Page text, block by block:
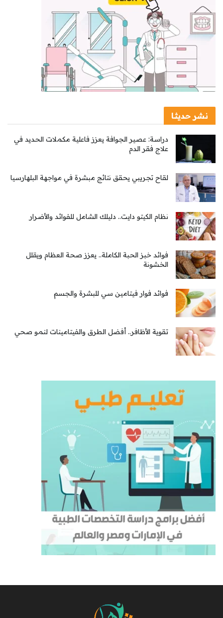
نشر حديثا
دراسة: عصير الجوافة يعزز فاعلية مكملات الحديد في
علاج فقر الدم
لقاح تجريبي يحقق نتائج مبشرة في مواجهة البلهارسيا
نظام الكيتو دايت.. دليلك الشامل للفوائد والأضرار
فوائد خبز الحبة الكاملة.. يعزز صحة العظام ويقلل
الخشونة
فوائد فوار فيتامين سي للبشرة والجسم
تقوية الأظافر.. أفضل الطرق والفيتامينات لنمو صحي